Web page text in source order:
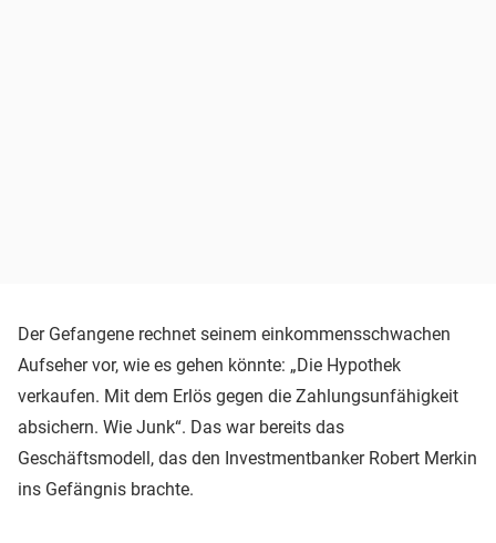
Der Gefangene rechnet seinem einkommensschwachen
Aufseher vor, wie es gehen könnte: „Die Hypothek
verkaufen. Mit dem Erlös gegen die Zahlungsunfähigkeit
absichern. Wie Junk“. Das war bereits das
Geschäftsmodell, das den Investmentbanker Robert Merkin
ins Gefängnis brachte.